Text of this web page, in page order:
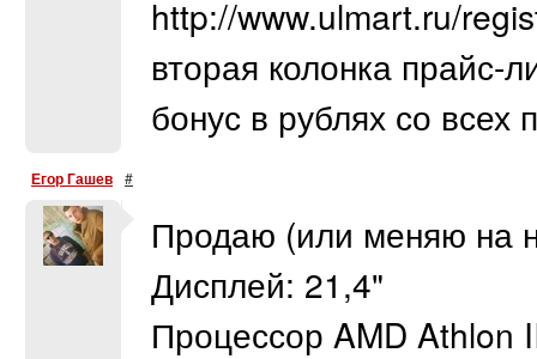
http://www.ulmart.ru/
вторая колонка прайс-
бонус в рублях со всех
Егор Гашев #
Продаю (или меняю на
Дисплей: 21,4"
Процессор AMD Athlon